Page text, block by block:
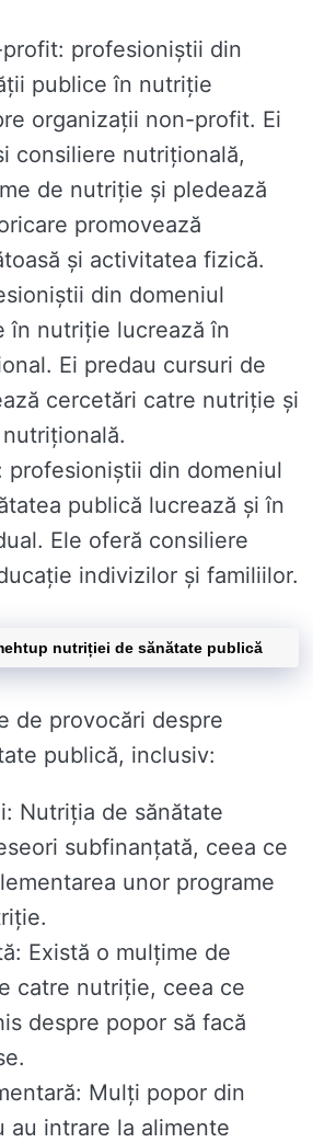
profesioniștii din
publice în nutriție
organizații non-profit. Ei
consiliere nutrițională,
de nutriție și pledează
promovează
și activitatea fizică.
din domeniul
în nutriție lucrează în
Ei predau cursuri de
cercetări catre nutriție și
profesioniștii din domeniul
publică lucrează și în
Ele oferă consiliere
indivizilor și familiilor.
nutriției de sănătate publică
de provocări despre
publică, inclusiv:
Nutriția de sănătate
subfinanțată, ceea ce
unor programe
Există o mulțime de
catre nutriție, ceea ce
despre popor să facă
Mulți popor din
au intrare la alimente